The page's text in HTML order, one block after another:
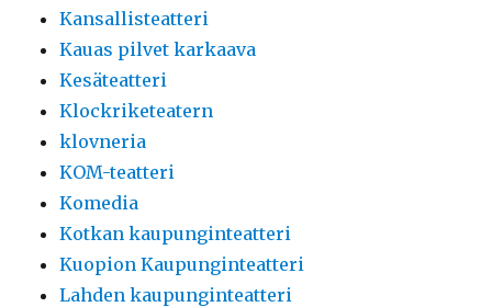
Kansallisteatteri
Kauas pilvet karkaava
Kesäteatteri
Klockriketeatern
klovneria
KOM-teatteri
Komedia
Kotkan kaupunginteatteri
Kuopion Kaupunginteatteri
Lahden kaupunginteatteri